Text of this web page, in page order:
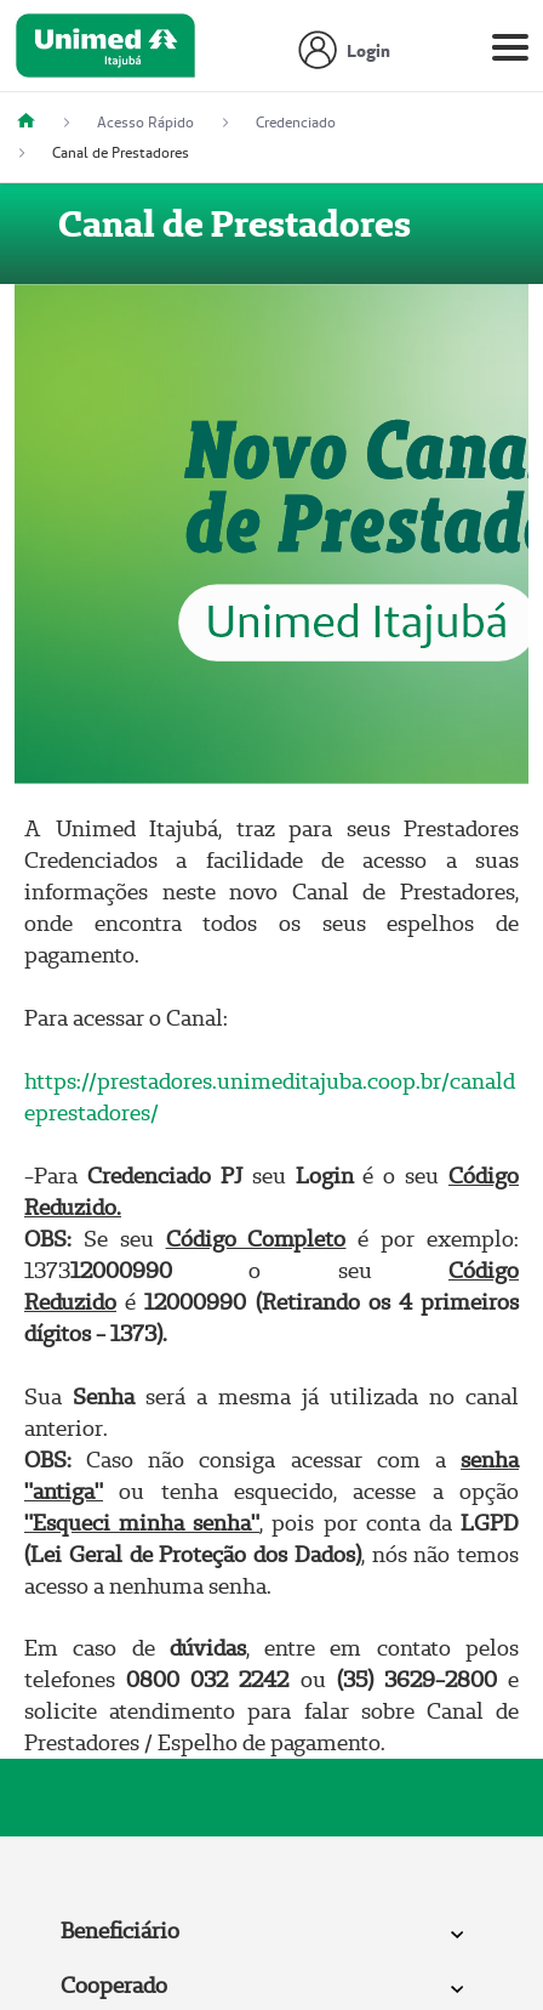
Login
Acesso Rápido
Credenciado
Canal de Prestadores
Canal de Prestadores
A Unimed Itajubá, traz para seus Prestadores
Credenciados a facilidade de acesso a suas
informações neste novo Canal de Prestadores,
onde encontra todos os seus espelhos de
pagamento.
Para acessar o Canal:
https://prestadores.unimeditajuba.coop.br/canald
eprestadores/
-Para Credenciado PJseu Loginé o seu Código
Reduzido.
OBS: Se seu Código Completo é por exemplo:
137312000990 o seu Código
Reduzido é12000990 (Retirando os 4 primeiros
dígitos - 1373).
Sua Senha será a mesma já utilizada no canal
anterior.
OBS:Caso não consiga acessar com asenha
"antiga" ou tenha esquecido, acesse a opção
"Esqueci minha senha", pois por conta daLGPD
(Lei Geral de Proteção dos Dados), nós não temos
acesso a nenhuma senha.
Em caso de dúvidas, entre em contato pelos
telefones0800 032 2242ou(35) 3629-2800e
solicite atendimento para falar sobre Canal de
Prestadores / Espelho de pagamento.
Beneficiário
Cooperado